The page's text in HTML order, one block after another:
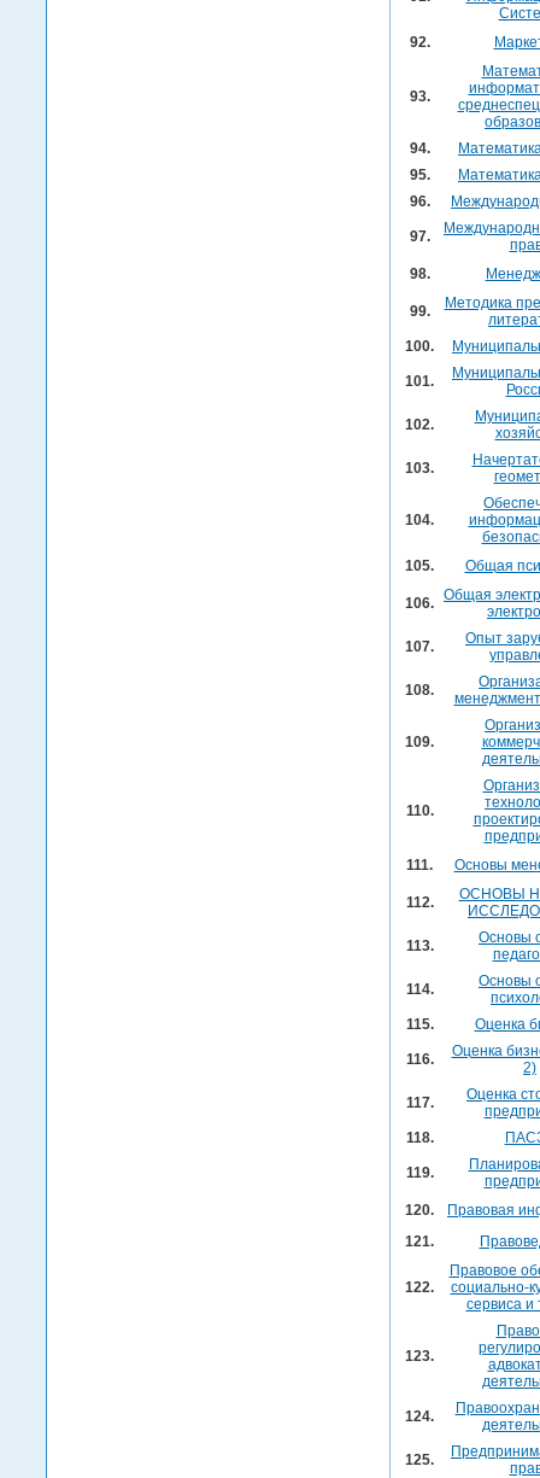
92.
93.
94.
95.
96.
97.
98.
99.
Методика
100.
101.
102.
103.
104.
105.
Общая
106. Общая
107.
Опыт
108.
109.
110.
111.
Основы
112.
ОСНОВЫ
113.
Основы
114.
Основы
115.
Оценка
116.
Оценка
2)
117.
Оценка
118.
119.
120.
Правовая
121.
122.
Правовое
социально-
сервиса и
123.
124.
125.